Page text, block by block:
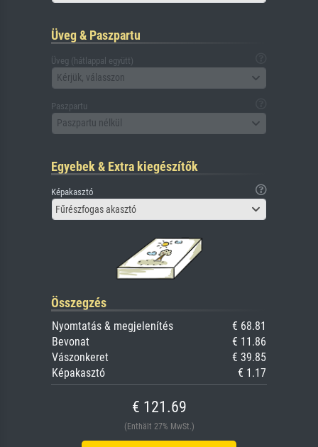
Üveg & Paszpartu
Üveg (hátlappal együtt)
Kérjük, válasszon
Paszpartu
Paszpartu nélkül
Egyebek & Extra kiegészítők
Képakasztó
Fűrészfogas akasztó
Összegzés
Nyomtatás & megjelenítés
€ 68.81
Bevonat
€ 11.86
Vászonkeret
€ 39.85
Képakasztó
€ 1.17
€ 121.69
(Enthält 27% MwSt.)